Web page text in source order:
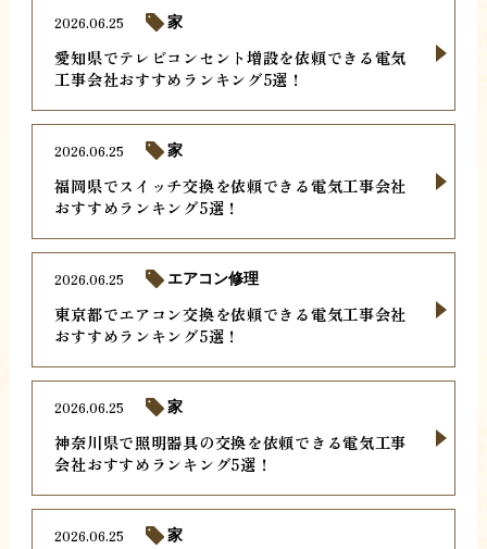
愛知県でテレビコンセント増設を依頼できる電気
工事会社おすすめランキング5選！
2026.06.25 家
福岡県でスイッチ交換を依頼できる電気工事会社
おすすめランキング5選！
2026.06.25 家
東京都でエアコン交換を依頼できる電気工事会社
おすすめランキング5選！
2026.06.25 エアコン修理
神奈川県で照明器具の交換を依頼できる電気工事
会社おすすめランキング5選！
2026.06.25 家
2026.06.25 家